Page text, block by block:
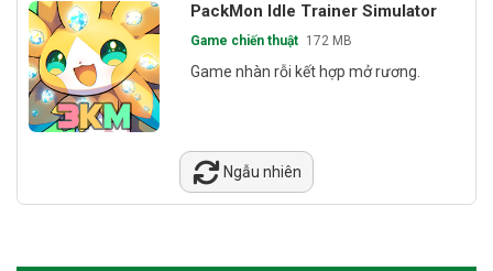
PackMon Idle Trainer Simulator
Game chiến thuật 172 MB
Game nhàn rỗi kết hợp mở rương.
Ngẫu nhiên